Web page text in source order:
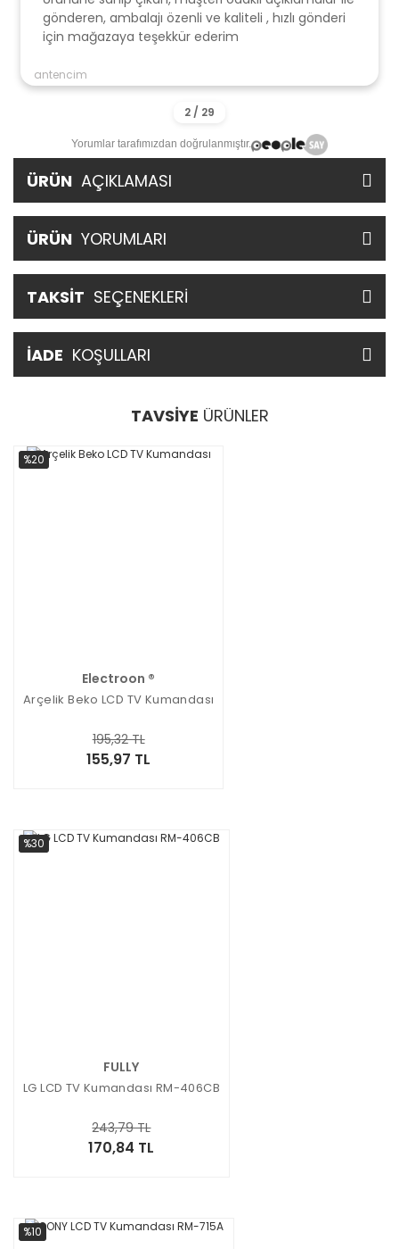
gönderen, ambalajı özenli ve kaliteli , hızlı gönderi
için mağazaya teşekkür ederim
antencim
Yorumlar tarafımızdan doğrulanmıştır.
ÜRÜN AÇIKLAMASI
ÜRÜN YORUMLARI
TAKSİT SEÇENEKLERİ
İADE KOŞULLARI
TAVSİYE ÜRÜNLER
%20
Electroon ®
Arçelik Beko LCD TV Kumandası
155,97 TL
195,32 TL
%30
FULLY
LG LCD TV Kumandası RM-406CB
170,84 TL
243,79 TL
%10